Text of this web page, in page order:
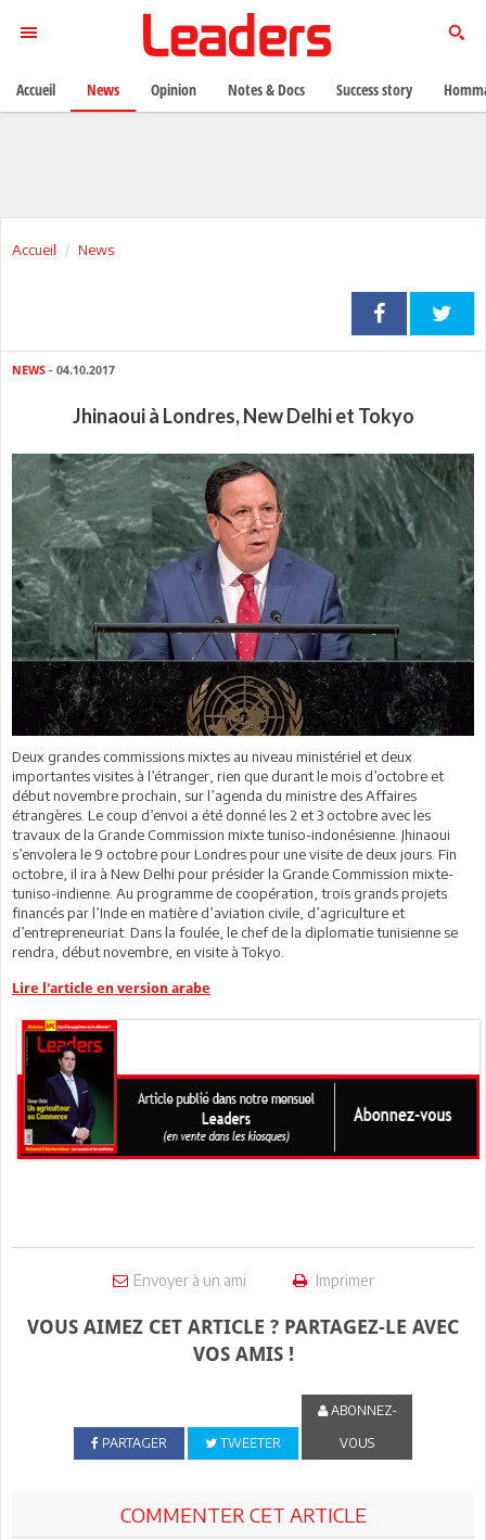
Accueil News
NEWS - 04.10.2017
Jhinaoui à Londres, New Delhi et Tokyo
Deux grandes commissions mixtes au niveau ministériel et deux
importantes visites à l’étranger, rien que durant le mois d’octobre et
début novembre prochain, sur l’agenda du ministre des Affaires
étrangères. Le coup d’envoi a été donné les 2 et 3 octobre avec les
travaux de la Grande Commission mixte tuniso-indonésienne. Jhinaoui
s’envolera le 9 octobre pour Londres pour une visite de deux jours. Fin
octobre, il ira à New Delhi pour présider la Grande Commission mixte-
tuniso-indienne. Au programme de coopération, trois grands projets
financés par l’Inde en matière d’aviation civile, d’agriculture et
d’entrepreneuriat. Dans la foulée, le chef de la diplomatie tunisienne se
rendra, début novembre, en visite à Tokyo.
Lire l'article en version arabe
Envoyer à un ami Imprimer
VOUS AIMEZ CET ARTICLE ? PARTAGEZ-LE AVEC
VOS AMIS !
PARTAGER TWEETER
ABONNEZ-
VOUS
COMMENTER CET ARTICLE
Accueil News Opinion Notes & Docs Success story